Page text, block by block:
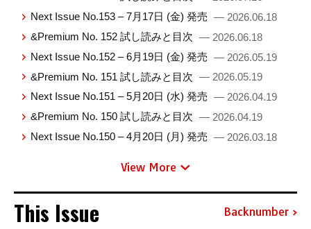
Next Issue No.153 – 7月17日 (金) 発売 — 2026.06.18
&Premium No. 152 試し読みと目次 — 2026.06.18
Next Issue No.152 – 6月19日 (金) 発売 — 2026.05.19
&Premium No. 151 試し読みと目次 — 2026.05.19
Next Issue No.151 – 5月20日 (水) 発売 — 2026.04.19
&Premium No. 150 試し読みと目次 — 2026.04.19
Next Issue No.150 – 4月20日 (月) 発売 — 2026.03.18
View More
This Issue Backnumber